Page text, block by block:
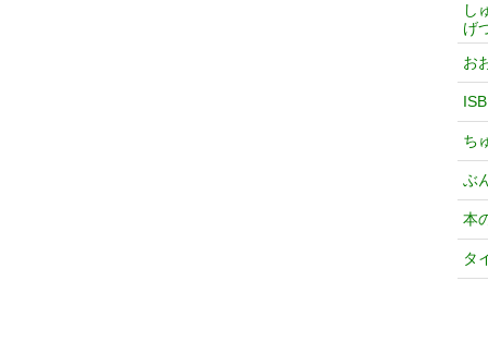
し
げ
お
ち
ぶ
本
タ